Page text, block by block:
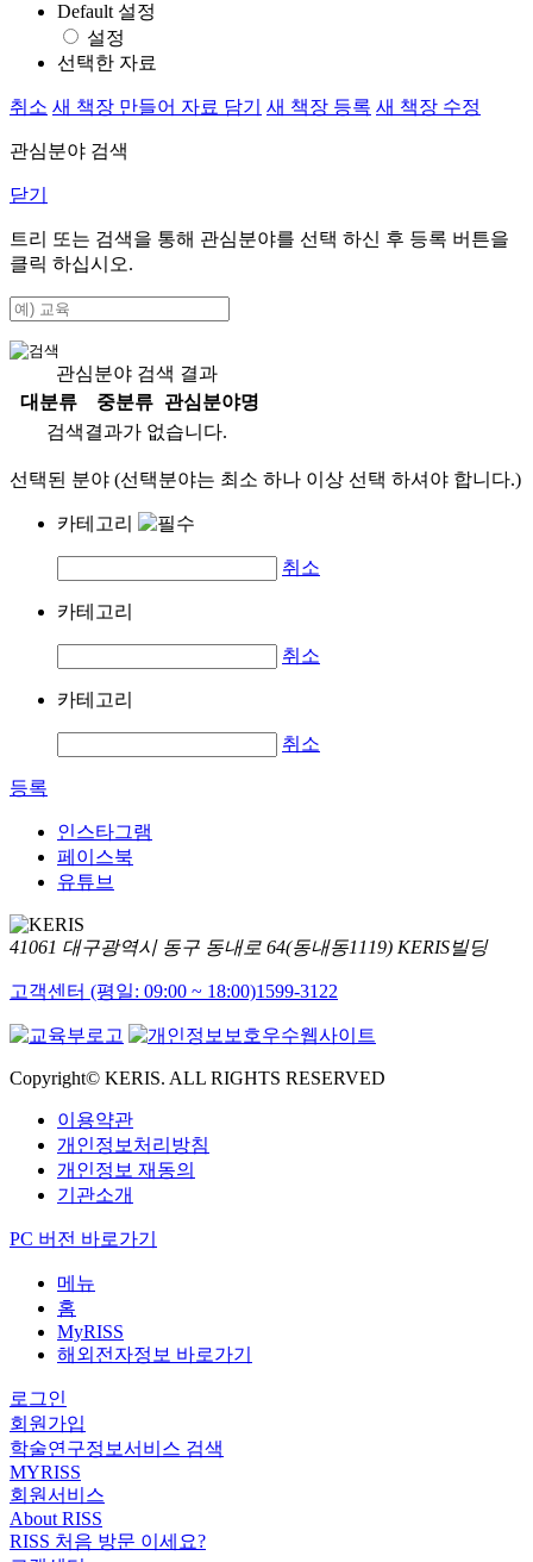
Default 설정
설정
선택한 자료
취소 새 책장 만들어 자료 담기 새 책장 등록 새 책장 수정
관심분야 검색
닫기
트리 또는 검색을 통해 관심분야를 선택 하신 후 등록 버튼을
클릭 하십시오.
관심분야 검색 결과
대분류
중분류
관심분야명
검색결과가 없습니다.
선택된 분야 (선택분야는 최소 하나 이상 선택 하셔야 합니다.)
카테고리
취소
카테고리
취소
카테고리
취소
등록
인스타그램
페이스북
유튜브
41061 대구광역시 동구 동내로 64(동내동1119) KERIS빌딩
고객센터 (평일: 09:00 ~ 18:00)1599-3122
Copyright© KERIS. ALL RIGHTS RESERVED
이용약관
개인정보처리방침
개인정보 재동의
기관소개
PC 버전 바로가기
메뉴
홈
MyRISS
해외전자정보 바로가기
로그인
회원가입
학술연구정보서비스 검색
MYRISS
회원서비스
About RISS
RISS 처음 방문 이세요?